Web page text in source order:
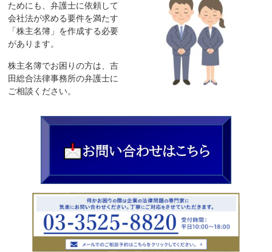
ためにも、弁護士に依頼して
会社法が求める要件を満たす
「株主名簿」を作成する必要
があります。
株主名簿でお困りの方は、吉
田総合法律事務所の弁護士に
ご相談ください。